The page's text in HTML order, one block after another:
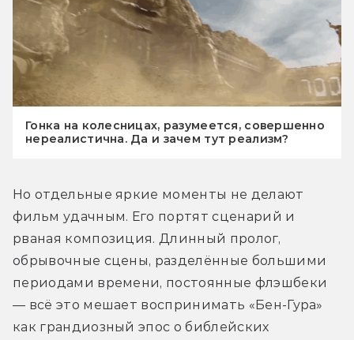
Гонка на колесницах, разумеется, совершенно
нереалистична. Да и зачем тут реализм?
Но отдельные яркие моменты не делают
фильм удачным. Его портят сценарий и
рваная композиция. Длинный пролог,
обрывочные сцены, разделённые большими
периодами времени, постоянные флэшбеки
— всё это мешает воспринимать «Бен-Гура»
как грандиозный эпос о библейских